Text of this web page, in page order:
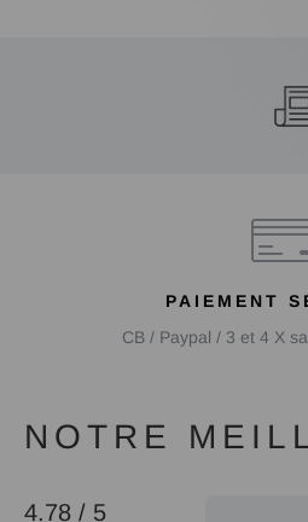
PAIEMENT
CB / Paypal / 3 et 4 X
NOTRE
4.78 / 5